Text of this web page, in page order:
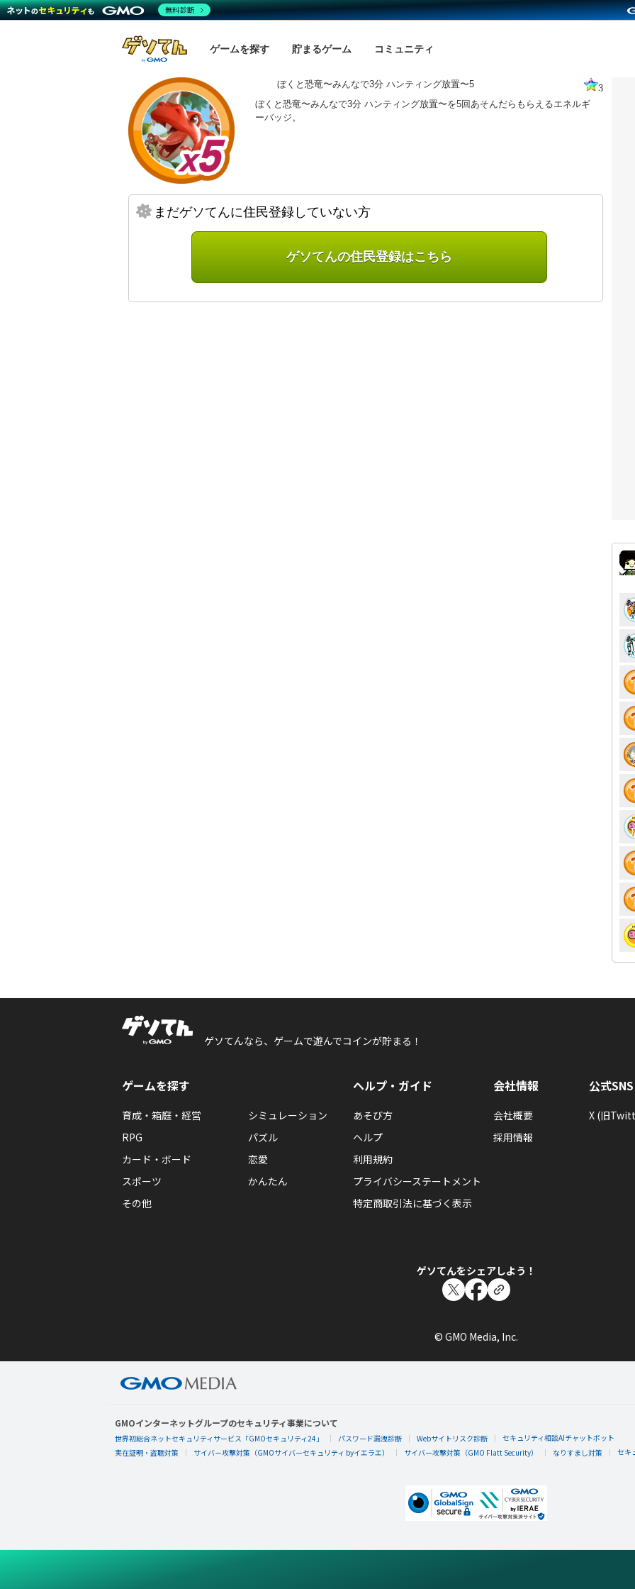
ゲームを探す 貯まるゲーム コミュニティ
ぼくと恐竜〜みんなで3分 ハンティング放置〜5
3
ぼくと恐竜〜みんなで3分 ハンティング放置〜を5回あそんだらもらえるエネルギ
ーバッジ。
まだゲソてんに住民登録していない方
ゲソてんの住民登録はこちら
ゲソてんなら、ゲームで遊んでコインが貯まる！
ゲームを探す
育成・箱庭・経営
シミュレーション
RPG
パズル
カード・ボード
恋愛
スポーツ
かんたん
その他
ヘルプ・ガイド
あそび方
ヘルプ
利用規約
プライバシーステートメント
特定商取引法に基づく表示
会社情報
会社概要
採用情報
公式SNS
X (旧
ゲソてんをシェアしよう！
© GMO Media, Inc.
GMOインターネットグループのセキュリティ事業について
世界初総合ネットセキュリティサービス「GMOセキュリティ24」 パスワード漏洩診断 Webサイトリスク診断
セキュリティ相談AIチャットボット
実在証明・盗聴対策
サイバー攻撃対策（GMOサイバーセキュリティ byイエラエ） サイバー攻撃対策（GMO Flatt Security） なりすまし対策 セキ
無料診断